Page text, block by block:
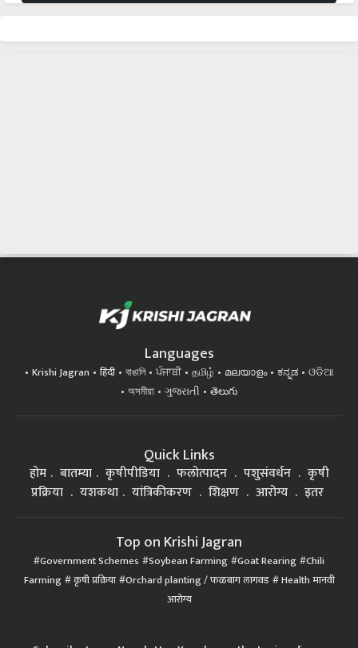
Languages
Krishi Jagran हिंदी বাঙালি ਪੰਜਾਬੀ தமிழ் മലയാളം ಕನ್ನಡ
ଓଡିଆ
অসমীয়া
ગુજરાતી తెలుగు
Quick Links
होम बातम्या कृषीपीडिया फलोत्पादन पशुसंवर्धन
कृषी
प्रक्रिया
यशकथा यांत्रिकीकरण शिक्षण आरोग्य इतर
Top on Krishi Jagran
Government Schemes Soybean Farming Goat Rearing Chili
Farming कृषी प्रक्रिया Orchard planting / फळबाग लागवड Health मानवी
आरोग्य